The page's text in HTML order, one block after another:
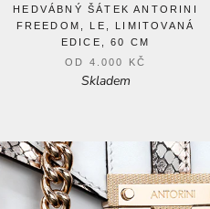
HEDVÁBNÝ ŠÁTEK ANTORINI
FREEDOM, LE, LIMITOVANÁ
EDICE, 60 CM
OD 4.000 KČ
Skladem